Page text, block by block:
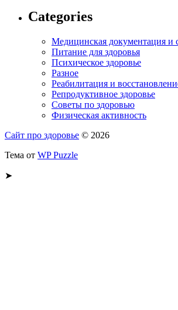
Categories
Медицинская документация и
Питание для здоровья
Психическое здоровье
Разное
Реабилитация и
Репродуктивное здоровье
Советы по здоровью
Физическая активность
Сайт про здоровье © 2026
Тема от WP Puzzle
➤